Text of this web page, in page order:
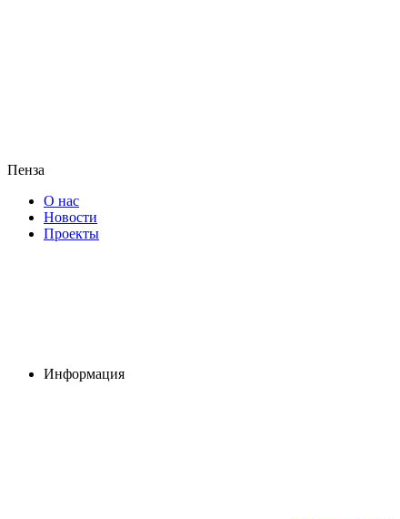
Пенза
О нас
Новости
Проекты
Информация